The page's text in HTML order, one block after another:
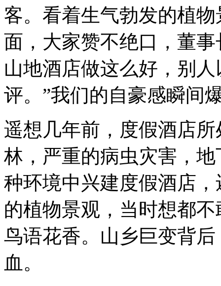
客。看着生气勃发的植
面，大家赞不绝口，董
山地酒店做这么好，别
评。 ”我们的自豪感瞬间
遥想几年前，度假酒店
林，严重的病虫灾害，
种环境中兴建度假酒店
的植物景观，当时想都
鸟语花香。山乡巨变背
血。